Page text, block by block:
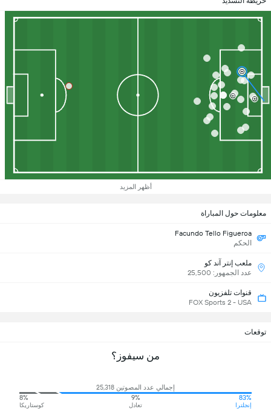
أظهر المزيد
معلومات حول المباراة
Facundo Tello Figueroa
الحكم
ملعب إنتر آند كو
عدد الجمهور: 25,500
قنوات تلفزيون
FOX Sports 2 - USA
توقعات
من سيفوز؟
إجمالي عدد المصوتين 25,318
83%
إنجلترا
9%
تعادل
8%
كوستاريكا